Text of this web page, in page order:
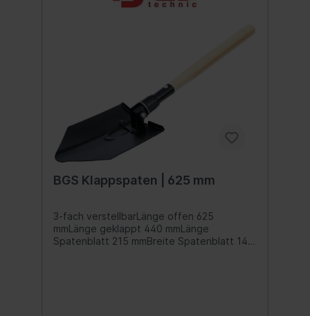
BGS Klappspaten | 625 mm
3-fach verstellbarLänge offen 625
mmLänge geklappt 440 mmLänge
Spatenblatt 215 mmBreite Spatenblatt 145